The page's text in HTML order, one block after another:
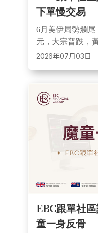
下單慢交易
6月美伊局勢爛
元，大宗普跌，
EBC免手續費至9
2026年07月03日
EBC跟單社
童一身反骨